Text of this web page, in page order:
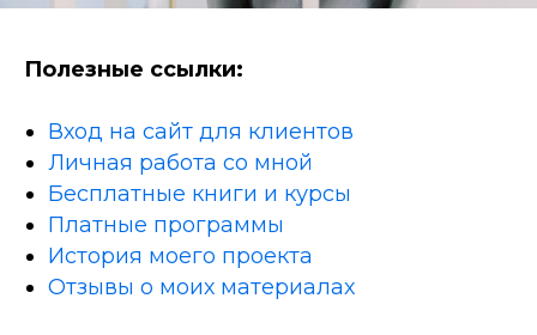
Полезные ссылки:
Вход на сайт для клиентов
Личная работа со мной
Бесплатные книги и курсы
Платные программы
История моего проекта
Отзывы о моих материалах